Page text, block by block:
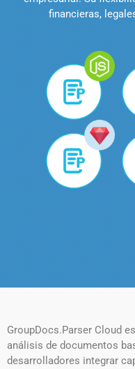
financieras,
GroupDocs.Parser Cloud
análisis de documentos
desarrolladores integrar